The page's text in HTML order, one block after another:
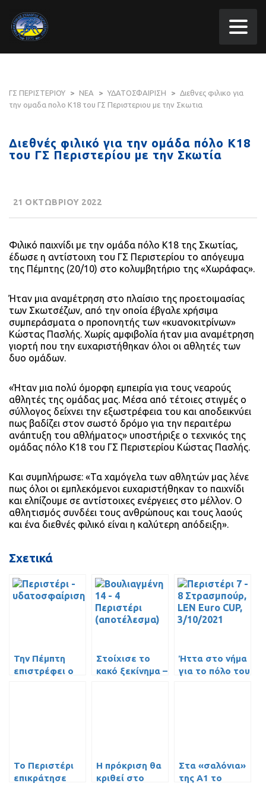
ΓΣ ΠΕΡΙΣΤΕΡΙΟΥ > ΝΕΑ > ΥΔΑΤΟΣΦΑΙΡΙΣΗ > Διεθνες φιλικο για
την ομαδα πολο Κ18 του ΓΣ Περιστεριου με την Σκωτια
Διεθνές φιλικό για την ομάδα πόλο Κ18
του ΓΣ Περιστερίου με την Σκωτία
21 ΟΚΤΩΒΡΙΟΥ 2022
Φιλικό παιχνίδι με την ομάδα πόλο Κ18 της Σκωτίας,
έδωσε η αντίστοιχη του ΓΣ Περιστερίου το απόγευμα
της Πέμπτης (20/10) στο κολυμβητήριο της «Χωράφας».
Ήταν μια αναμέτρηση στο πλαίσιο της προετοιμασίας
των Σκωτσέζων, από την οποία έβγαλε χρήσιμα
συμπεράσματα ο προπονητής των «κυανοκιτρίνων»
Κώστας Πασλής. Χωρίς αμφιβολία ήταν μια αναμέτρηση
γιορτή που την ευχαριστήθηκαν όλοι οι αθλητές των
δυο ομάδων.
«Ήταν μια πολύ όμορφη εμπειρία για τους νεαρούς
αθλητές της ομάδας μας. Μέσα από τέτοιες στιγμές ο
σύλλογος δείχνει την εξωστρέφεια του και αποδεικνύει
πως βαδίζει στον σωστό δρόμο για την περαιτέρω
ανάπτυξη του αθλήματος» υποστήριξε ο τεχνικός της
ομάδας πόλο Κ18 του ΓΣ Περιστερίου Κώστας Πασλής.
Και συμπλήρωσε: «Τα χαμόγελα των αθλητών μας λένε
πως όλοι οι εμπλεκόμενοι ευχαριστήθηκαν το παιχνίδι
και ελπίζουμε σε αντίστοιχες ενέργειες στο μέλλον. Ο
αθλητισμός συνδέει τους ανθρώπους και τους λαούς
και ένα διεθνές φιλικό είναι η καλύτερη απόδειξη».
Σχετικά
Την Πέμπτη
επιστρέφει ο
Στοίχισε το
κακό ξεκίνημα –
Ήττα στο νήμα
για το πόλο του
Το Περιστέρι
επικράτησε
H πρόκριση θα
κριθεί στο
Στα «σαλόνια»
της Α1 το